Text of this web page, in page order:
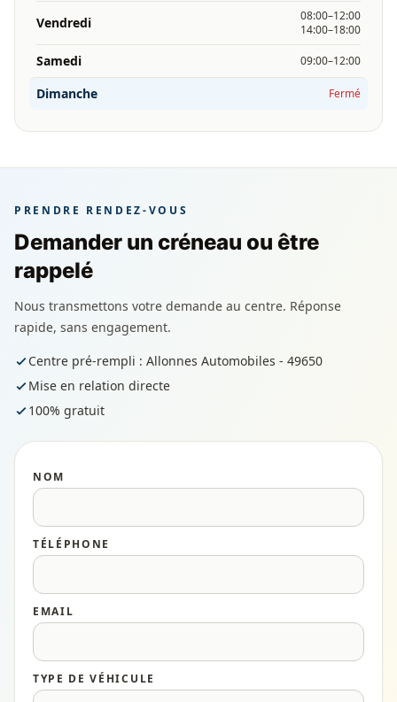
Vendredi
08:00–12:00
14:00–18:00
Samedi 09:00–12:00
Dimanche Fermé
PRENDRE RENDEZ-VOUS
Demander un créneau ou être
rappelé
Nous transmettons votre demande au centre. Réponse
rapide, sans engagement.
Centre pré-rempli : Allonnes Automobiles - 49650
Mise en relation directe
100% gratuit
NOM
TÉLÉPHONE
EMAIL
TYPE DE VÉHICULE